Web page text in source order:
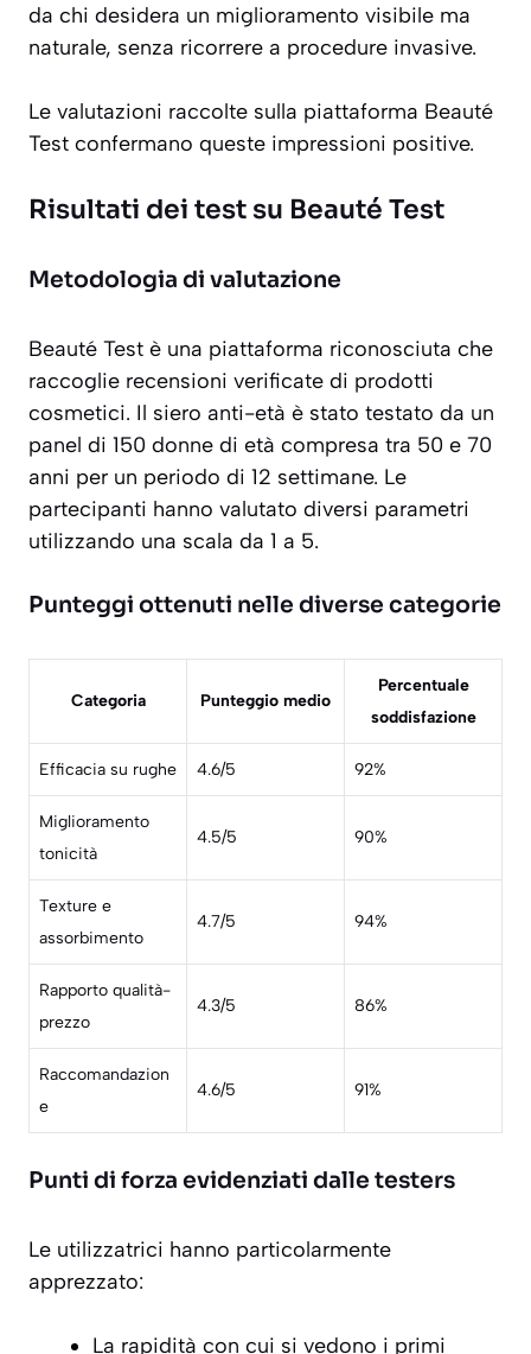
da chi desidera un miglioramento visibile ma
naturale, senza ricorrere a procedure invasive.
Le valutazioni raccolte sulla piattaforma Beauté
Test confermano queste impressioni positive.
Risultati dei test su Beauté Test
Metodologia di valutazione
Beauté Test è una piattaforma riconosciuta che
raccoglie recensioni verificate di prodotti
cosmetici. Il siero anti-età è stato testato da un
panel di 150 donne di età compresa tra 50 e 70
anni per un periodo di 12 settimane. Le
partecipanti hanno valutato diversi parametri
utilizzando una scala da 1 a 5.
Punteggi ottenuti nelle diverse categorie
Categoria Punteggio medio
Percentuale
soddisfazione
Efficacia su rughe 4.6/5 92%
Miglioramento
tonicità
4.5/5 90%
Texture e
assorbimento
4.7/5 94%
Rapporto qualità-
prezzo
4.3/5 86%
Raccomandazion
e
4.6/5 91%
Punti di forza evidenziati dalle testers
Le utilizzatrici hanno particolarmente
apprezzato:
La rapidità con cui si vedono i primi